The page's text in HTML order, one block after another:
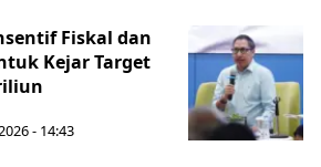
Fiskal dan
Kejar Target
- 14:43